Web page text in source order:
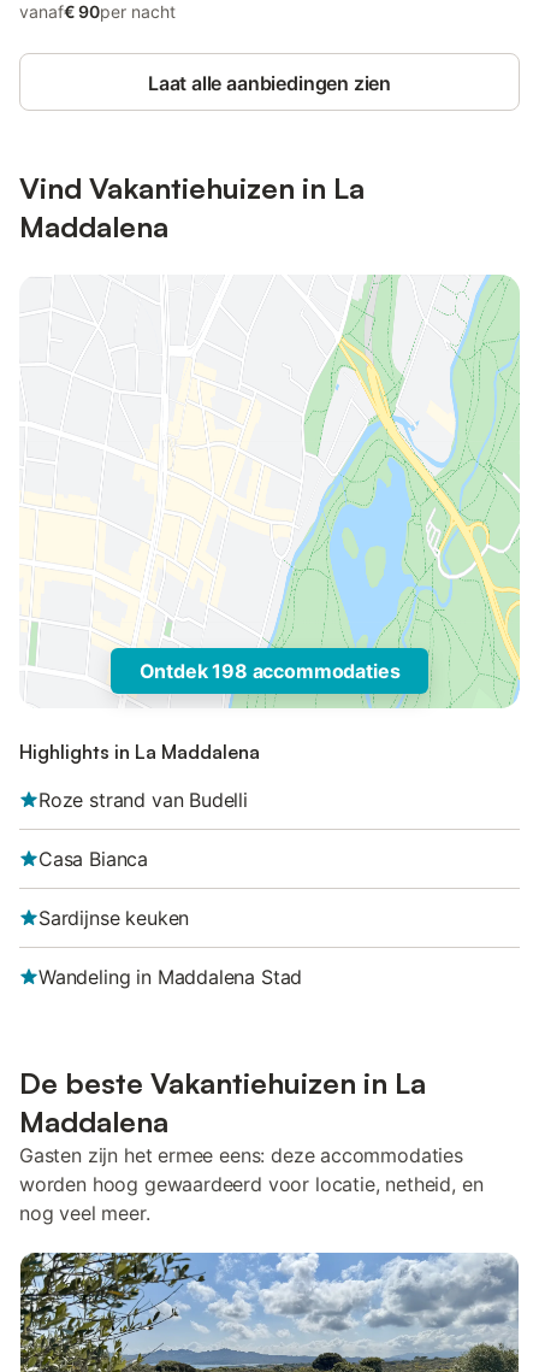
vanaf€ 90per nacht
Laat alle aanbiedingen zien
Vind Vakantiehuizen in La
Maddalena
Ontdek 198 accommodaties
Highlights in La Maddalena
Roze strand van Budelli
Casa Bianca
Sardijnse keuken
Wandeling in Maddalena Stad
De beste Vakantiehuizen in La
Maddalena
Gasten zijn het ermee eens: deze accommodaties
worden hoog gewaardeerd voor locatie, netheid, en
nog veel meer.